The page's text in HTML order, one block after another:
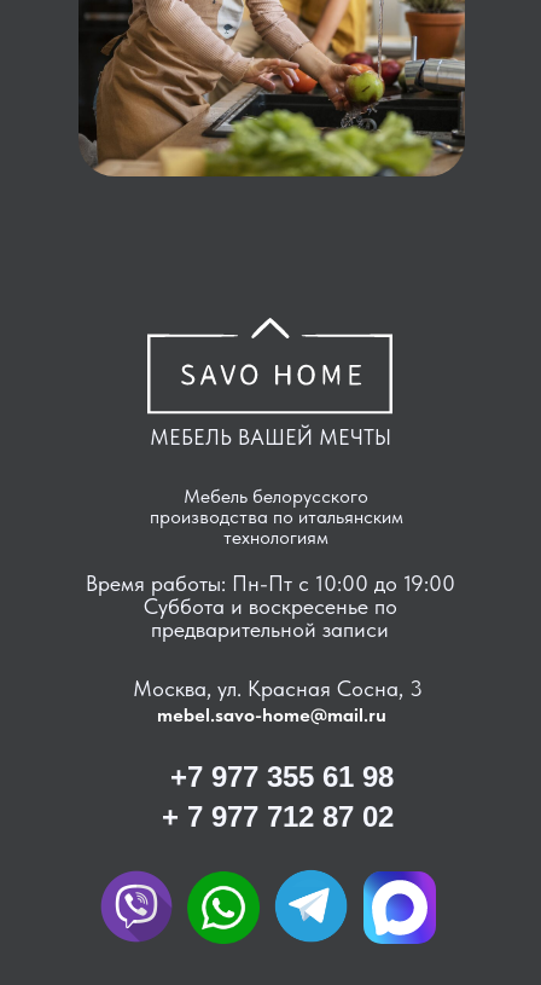
+ 7 977 712 87 02
Время работы: Пн-Пт с 10:00 до 19:00
Суббота и воскресенье по
предварительной записи
Москва, ул. Красная Сосна, 3
+7 977 355 61 98
Мебель белорусского
производства по итальянским
технологиям
МЕБЕЛЬ ВАШЕЙ МЕЧТЫ
mebel.savo-home@mail.ru